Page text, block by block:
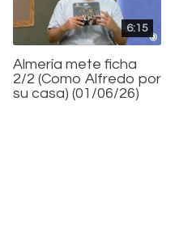
6:15
Almería mete ficha
2/2 (Como Alfredo por
su casa) (01/06/26)